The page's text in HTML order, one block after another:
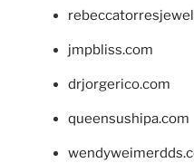
jmpbliss.com
drjorgerico.com
queensushipa.com